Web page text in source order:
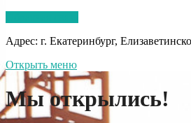
Адрес: г. Екатеринбург,
Открыть меню
Мы открылись!